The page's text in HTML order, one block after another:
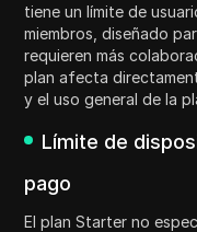
tiene un límite de
miembros, diseñado
requieren más
plan afecta
y el uso general de la
Límite de
pago
El plan Starter no